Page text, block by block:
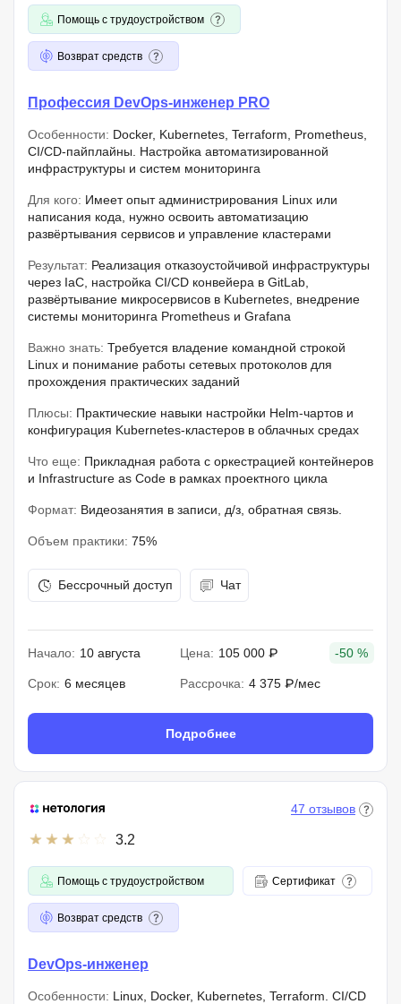
Помощь с трудоустройством
Возврат средств
Профессия DevOps-инженер PRO
Особенности: Docker, Kubernetes, Terraform, Prometheus,
CI/CD-пайплайны. Настройка автоматизированной
инфраструктуры и систем мониторинга
Для кого: Имеет опыт администрирования Linux или
написания кода, нужно освоить автоматизацию
развёртывания сервисов и управление кластерами
Результат: Реализация отказоустойчивой инфраструктуры
через IaC, настройка CI/CD конвейера в GitLab,
развёртывание микросервисов в Kubernetes, внедрение
системы мониторинга Prometheus и Grafana
Важно знать: Требуется владение командной строкой
Linux и понимание работы сетевых протоколов для
прохождения практических заданий
Плюсы: Практические навыки настройки Helm-чартов и
конфигурация Kubernetes-кластеров в облачных средах
Что еще: Прикладная работа с оркестрацией контейнеров
и Infrastructure as Code в рамках проектного цикла
Формат: Видеозанятия в записи, д/з, обратная связь.
Объем практики: 75%
Бессрочный доступ Чат
Начало: 10 августа Цена: 105 000 ₽ -50 %
Срок: 6 месяцев Рассрочка: 4 375 ₽/мес
Подробнее
3.2
47 отзывов
Помощь с трудоустройством Сертификат
Возврат средств
DevOps-инженер
Особенности: Linux, Docker, Kubernetes, Terraform. CI/CD